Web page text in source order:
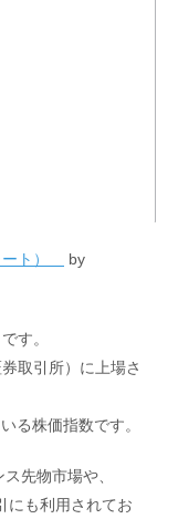
ート）
by
す。
取引所）に上場さ
る株価指数です。
先物市場や、
にも利用されてお